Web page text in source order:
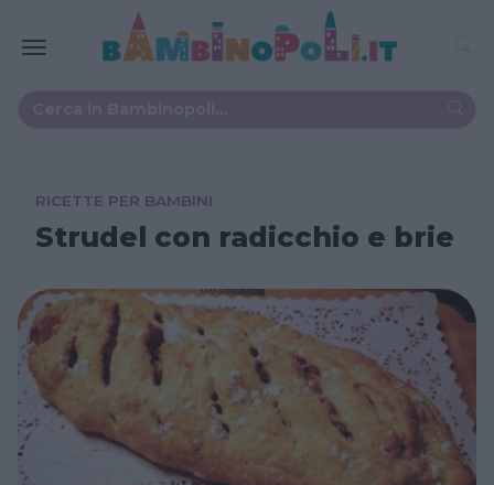
RICETTE PER BAMBINI
Strudel con radicchio e brie